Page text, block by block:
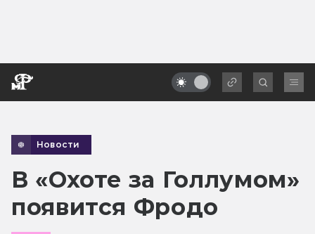
Новости
В «Охоте за Голлумом»
появится Фродо